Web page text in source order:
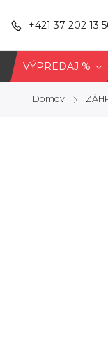
+421 37 202 13
VÝPREDAJ %
Domov /